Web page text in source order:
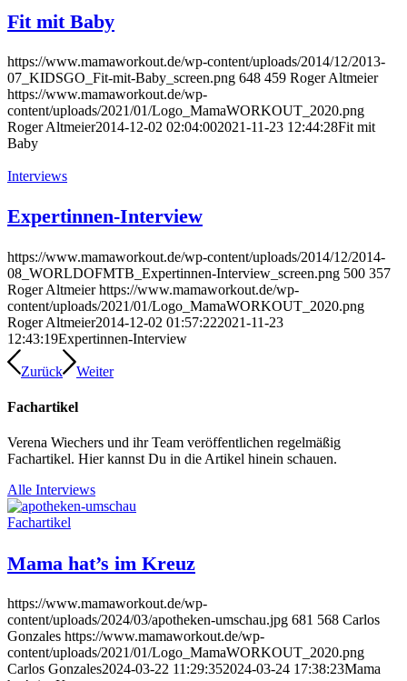
Fit mit Baby
https://www.mamaworkout.de/wp-content/uploads/2014/12/2013-
07_KIDSGO_Fit-mit-Baby_screen.png 648 459 Roger Altmeier
https://www.mamaworkout.de/wp-
content/uploads/2021/01/Logo_MamaWORKOUT_2020.png
Roger Altmeier2014-12-02 02:04:002021-11-23 12:44:28Fit mit
Baby
Interviews
Expertinnen-Interview
https://www.mamaworkout.de/wp-content/uploads/2014/12/2014-
08_WORLDOFMTB_Expertinnen-Interview_screen.png 500 357
Roger Altmeier https://www.mamaworkout.de/wp-
content/uploads/2021/01/Logo_MamaWORKOUT_2020.png
Roger Altmeier2014-12-02 01:57:222021-11-23
12:43:19Expertinnen-Interview
Zurück Weiter
Fachartikel
Verena Wiechers und ihr Team veröffentlichen regelmäßig
Fachartikel. Hier kannst Du in die Artikel hinein schauen.
Alle Interviews
Fachartikel
Mama hat’s im Kreuz
https://www.mamaworkout.de/wp-
content/uploads/2024/03/apotheken-umschau.jpg 681 568 Carlos
Gonzales https://www.mamaworkout.de/wp-
content/uploads/2021/01/Logo_MamaWORKOUT_2020.png
Carlos Gonzales2024-03-22 11:29:352024-03-24 17:38:23Mama